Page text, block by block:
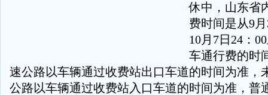
休中，山东省
费时间是从9
10月7日24：
车通行费的时
速公路以车辆通过收费站出口车道的时间为准，
公路以车辆通过收费站入口车道的时间为准，普